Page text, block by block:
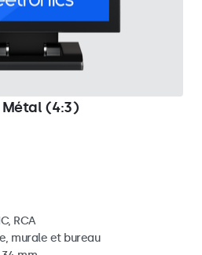
Métal (4:3)
RCA
murale et bureau